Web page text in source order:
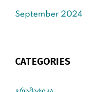
September 2024
CATEGORIES